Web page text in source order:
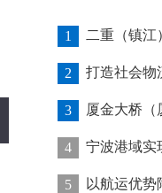
1
2
3
4
5